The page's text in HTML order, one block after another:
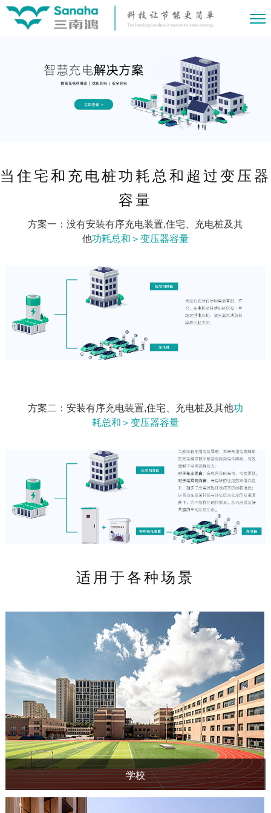
当住宅和充电桩功耗总和超过变压器
容量
方案一：没有安装有序充电装置,住宅、充电桩及其
他功耗总和＞变压器容量
方案二：安装有序充电装置,住宅、充电桩及其他功
耗总和＞变压器容量
适用于各种场景
学校